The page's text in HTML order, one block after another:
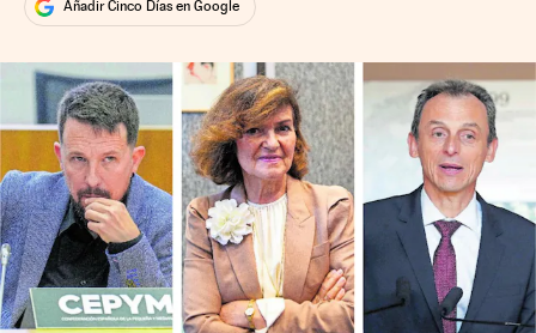
Añadir Cinco Días en Google